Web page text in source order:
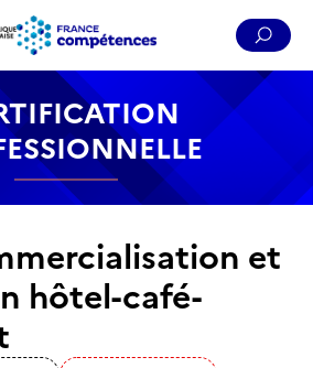
Menu Pied de page
navigation
et
hôtel-café-